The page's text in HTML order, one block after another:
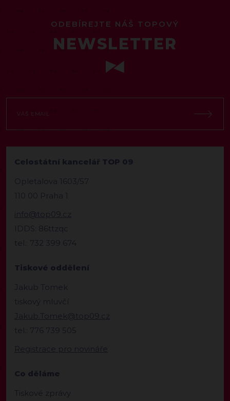
ODEBÍREJTE NÁŠ TOPOVÝ
NEWSLETTER
Celostátní kancelář TOP 09
Opletalova 1603/57
110 00 Praha 1
info@top09.cz
IDDS: 86ttzqc
tel.: 732 399 674
Tiskové oddělení
Jakub Tomek
tiskový mluvčí
Jakub.Tomek@top09.cz
tel.: 776 739 505
Registrace pro novináře
Co děláme
Tiskové zprávy